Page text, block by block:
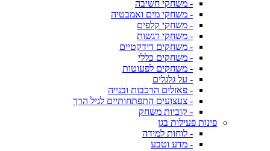
- משחקי חשיבה
- משחקי מים ואמבטיה
- משחקי קלפים
- משחקי רגשות
- משחקים דידקטיים
- משחקים כללי
- משחקים לפעוטות
- על גלגלים
- פאזלים הרכבות ובנייה
- צעצועים התפתחותיים לגיל הרך
- קוביות משחק
פינות פעילות בגן
- לוחות למידה
- מדע וטבע